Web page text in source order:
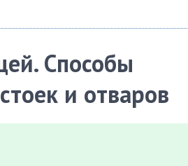
Способы
и отваров